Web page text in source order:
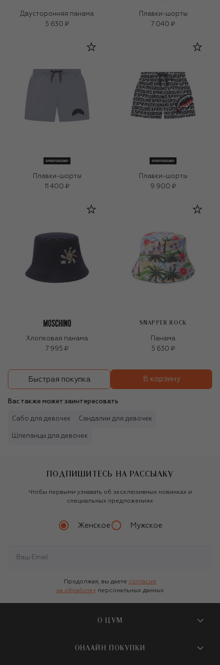
Двусторонняя панама
5 630 ₽
Плавки-шорты
7 040 ₽
Плавки-шорты
11 400 ₽
Плавки-шорты
9 900 ₽
Хлопковая панама
7 995 ₽
SNAPPER ROCK
Панама
5 630 ₽
Быстрая покупка В корзину
Вас также может заинтересовать
Сабо для девочек Сандалии для девочек
Шлепанцы для девочек
ПОДПИШИТЕСЬ НА РАССЫЛКУ
Чтобы первыми узнавать об эксклюзивных новинках и
специальных предложениях
Женское Мужское
Продолжая, вы даете согласие
на обработку персональных данных
О ЦУМ
О магазине
ОНЛАЙН ПОКУПКИ